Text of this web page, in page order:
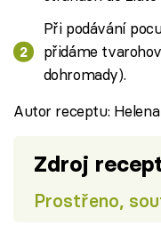
Při podávání
přidáme
dohromady).
Autor receptu:
Zdroj
Prostřeno,